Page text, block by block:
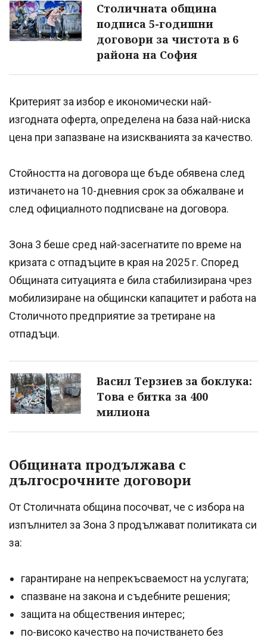
Столичната община
подписа 5-годишни
договори за чистота в 6
района на София
Критерият за избор е икономически най-
изгодната оферта, определена на база най-ниска
цена при запазване на изискванията за качество.
Стойността на договора ще бъде обявена след
изтичането на 10-дневния срок за обжалване и
след официалното подписване на договора.
Зона 3 беше сред най-засегнатите по време на
кризата с отпадъците в края на 2025 г. Според
Общината ситуацията е била стабилизирана чрез
мобилизиране на общински капацитет и работа на
Столичното предприятие за третиране на
отпадъци.
Васил Терзиев за боклука:
Това е битка за 400
милиона
Общината продължава с
дългосрочните договори
От Столичната община посочват, че с избора на
изпълнител за Зона 3 продължават политиката си
за:
гарантиране на непрекъсваемост на услугата;
спазване на закона и съдебните решения;
защита на обществения интерес;
по-високо качество на почистването без